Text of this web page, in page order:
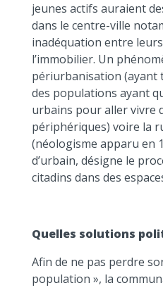
jeunes actifs auraient
dans le centre-ville
inadéquation entre
l’immobilier. Un
périurbanisation
des populations ayant
urbains pour aller vivre
périphériques) voire la
(néologisme apparu en
d’urbain, désigne le
citadins dans des
Quelles solutions
Afin de ne pas perdre
population », la